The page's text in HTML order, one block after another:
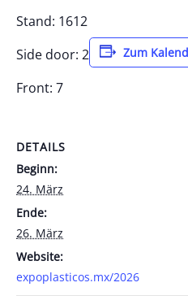
Stand: 1612
Side door: 2
Front: 7
Zum
DETAILS
Beginn:
24. März
Ende:
26. März
Website:
expoplasticos.mx/2026